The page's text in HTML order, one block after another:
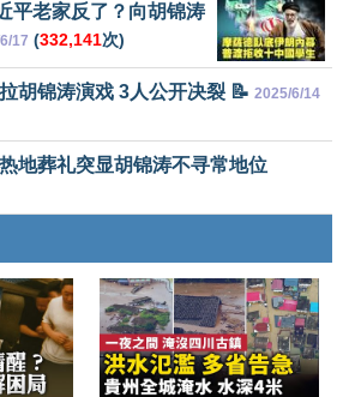
平老家反了？向胡锦涛
17 (332,141次)
胡锦涛演戏 3人公开决裂 📝 2025/6/14
地葬礼突显胡锦涛不寻常地位